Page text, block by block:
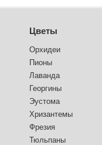
Цветы
Орхидеи
Пионы
Лаванда
Георгины
Эустома
Хризантемы
Фрезия
Тюльпаны